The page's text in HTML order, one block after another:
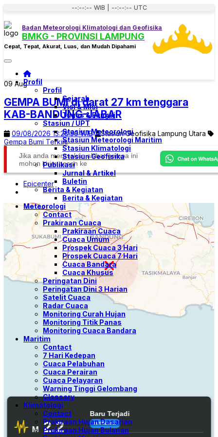
--:--:-- WIB | --:--:-- UTC
Badan Meteorologi Klimatologi dan Geofisika
BMKG - PROVINSI LAMPUNG
Cepat, Tepat, Akurat, Luas, dan Mudah Dipahami
Toggle navigation
Profil
Profil
Sejarah
Visi & Misi
Tugas & Fungsi
Stasiun / UPT
Stasiun Meteorologi
Stasiun Meteorologi Maritim
Stasiun Klimatologi
Stasiun Geofisika
Publikasi
Jurnal & Artikel
Buletin
Berita & Kegiatan
Berita & Kegiatan
Meteorologi
Contact
Prakiraan Cuaca
Prakiraan Cuaca
Cuaca Umum
Prospek Cuaca 3 Hari
Prospek Cuaca 7 Hari
Cuaca Bandara
Cuaca Khusus
Peringatan Dini
Peringatan Dini 3 Harian
Satelit Cuaca
Radar Cuaca
Monitoring Curah Hujan
Monitoring Titik Panas
Monitoring Cuaca Bandara
Maritim
Contact
7 Hari Kedepan
Cuaca Pelabuhan
Cuaca Perairan
Cuaca Pelayaran
Warning Tinggi Gelombang
Glossary
Klimatologi
Contact
Prakiraan Hujan Dasarian
Prakiraan Hujan Bulanan
09 Aug
GEMPA BUMI di darat 27 km tenggara
KAB-BANDUNG-JABAR
09/08/2026 13:28:50 WIB
Stasiun Geofisika Lampung Utara
Gempa Bumi Terkini
Jika anda merasakan akibat gempa ini
mohon kirim pesan ke
Epicenter